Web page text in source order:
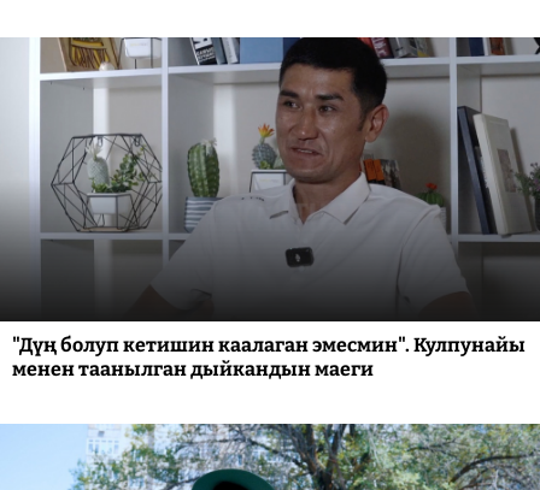
"Дүң болуп кетишин каалаган эмесмин". Кулпунайы
менен таанылган дыйкандын маеги